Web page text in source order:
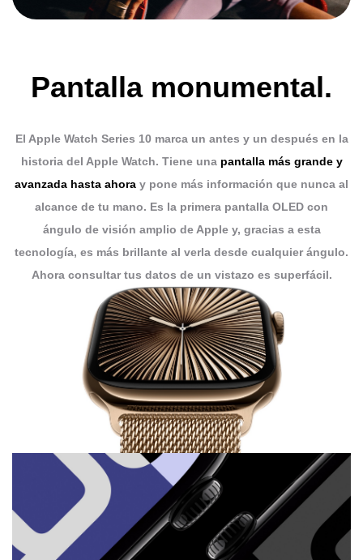
Pantalla monumental.
El Apple Watch Series 10 marca un antes y un después en la
historia del Apple Watch. Tiene una pantalla más grande y
avanzada hasta ahora y pone más información que nunca al
alcance de tu mano. Es la primera pantalla OLED con
ángulo de visión amplio de Apple y, gracias a esta
tecnología, es más brillante al verla desde cualquier ángulo.
Ahora consultar tus datos de un vistazo es superfácil.